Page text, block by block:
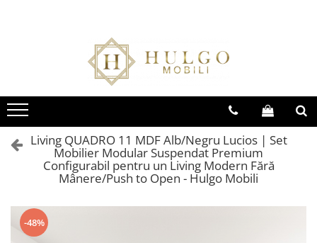
Bucatarie EVORA
Seturi Bucatarie Evora
Corpuri Evora
Bucatarie BLANCA
Seturi Bucatarie Blanca
Corpuri Blanca
Living QUADRO
Colectia QUADRO
Seturi Living QUADRO
Corpuri QUADRO
Seturi Baie Eos
Corpuri Baie Eos
Living QUADRO 11 MDF Alb/Negru Lucios | Set
Mobilier Modular Suspendat Premium
Configurabil pentru un Living Modern Fără
Mânere/Push to Open - Hulgo Mobili
-48%